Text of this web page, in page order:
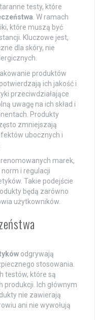
testy, które
. W ramach
które muszą być
Kluczowe jest,
dla skóry, nie
produktów
ich jakość i
przeciwdziałające
uwagę na ich skład i
Produkty
zmniejszają
ubocznych i
marek,
i regulacji
Takie podejście
będą zarówno
użytkowników.
odgrywają
stosowania.
testów, które są
Ich głównym
nie zawierają
ani nie wywołują